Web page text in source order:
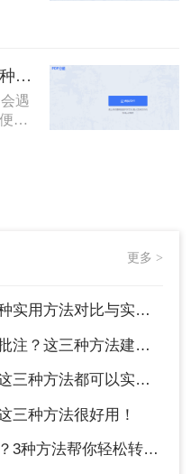
小
么
轻
怎么把一个大的pdf拆分？二种pdf拆分方法看一看！
遇
管
件
把
绍
更多 >
与实操指南（附详细表格）！
这三种方法建议收藏！
法都可以实现批量转换
三种方法很好用！
方法帮你轻松转换！